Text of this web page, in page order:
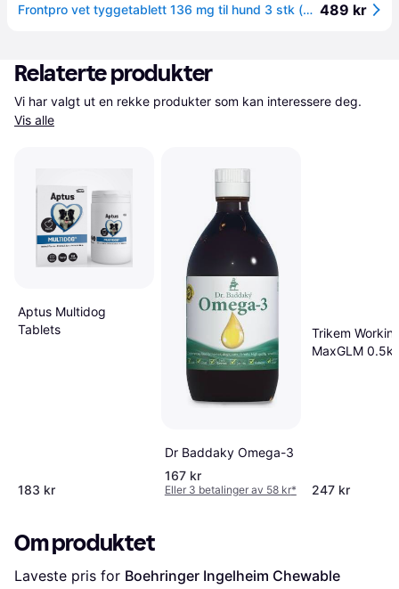
Frontpro vet tyggetablett 136 mg til hund 3 stk (blister) 489 kr
Relaterte produkter
Vis alle
Aptus Multidog
Tablets
183 kr
Dr Baddaky Omega-3
167 kr
Eller 3 betalinger av 58 kr*
Trikem
MaxGLM
247 kr
Om produktet
Laveste pris for Boehringer Ingelheim Chewable